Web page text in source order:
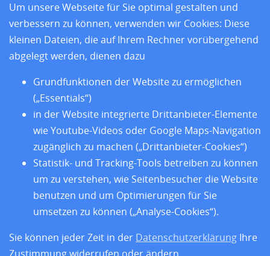
und den sieben Sitzländern
Standorte
Forschung
Training
Über uns
Impressum
Datenschutz
Um unsere Webseite für Sie optimal gestalten und
verbessern zu können, verwenden wir Cookies: Diese
kleinen Dateien, die auf Ihrem Rechner vorübergehend
abgelegt werden, dienen dazu
Grundfunktionen der Website zu ermöglichen
(„Essentials“)
in der Website integrierte Drittanbieter-Elemente
wie Youtube-Videos oder Google Maps-Navigation
zugänglich zu machen („Drittanbieter-Cookies“)
Statistik- und Tracking-Tools betreiben zu können
um zu verstehen, wie Seitenbesucher die Website
benutzen und um Optimierungen für Sie
umsetzen zu können („Analyse-Cookies“).
Sie können jeder Zeit in der Datenschutzerklärung Ihre